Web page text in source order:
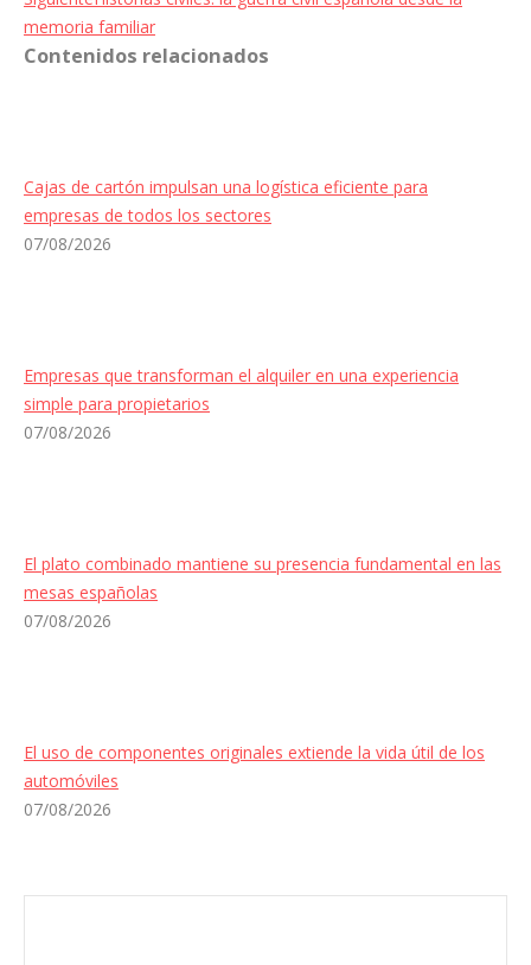
siguiente:
memoria familiar
Contenidos relacionados
Cajas de cartón impulsan una logística eficiente para
empresas de todos los sectores
07/08/2026
Empresas que transforman el alquiler en una experiencia
simple para propietarios
07/08/2026
El plato combinado mantiene su presencia fundamental en las
mesas españolas
07/08/2026
El uso de componentes originales extiende la vida útil de los
automóviles
07/08/2026